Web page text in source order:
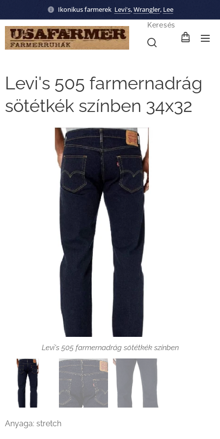
Ikonikus farmerek Levi's,Wrangler, Lee
Keresés
Levi's 505 farmernadrág
sötétkék színben 34x32
Levi's 505 farmernadrág sötétkék színben
Levi's 505 farmernadrág sötétkék címke
Anyaga: stretch